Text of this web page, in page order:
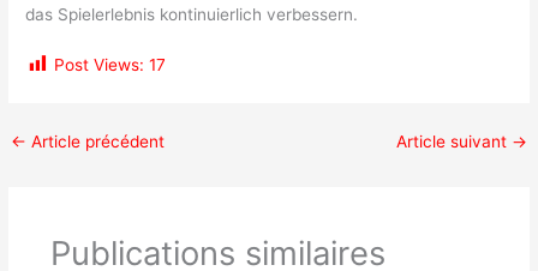
das Spielerlebnis kontinuierlich verbessern.
Post Views: 17
← Article précédent Article suivant →
Publications similaires